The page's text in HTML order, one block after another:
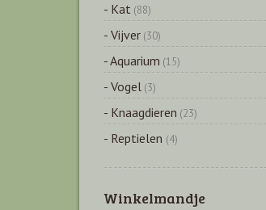
- Kat (88)
- Vijver (30)
- Aquarium (15)
- Vogel (3)
- Knaagdieren (23)
- Reptielen (4)
Winkelmandje